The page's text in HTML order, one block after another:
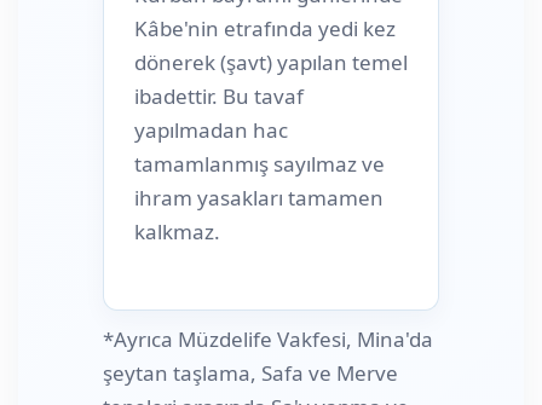
Kâbe'nin etrafında yedi kez
dönerek (şavt) yapılan temel
ibadettir. Bu tavaf
yapılmadan hac
tamamlanmış sayılmaz ve
ihram yasakları tamamen
kalkmaz.
*Ayrıca Müzdelife Vakfesi, Mina'da
şeytan taşlama, Safa ve Merve